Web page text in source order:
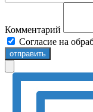
Комментарий
Согласие на
отправить